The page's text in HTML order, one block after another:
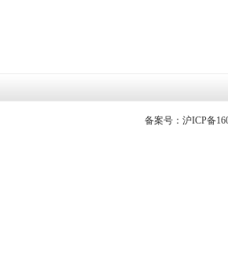
备案号：沪ICP备